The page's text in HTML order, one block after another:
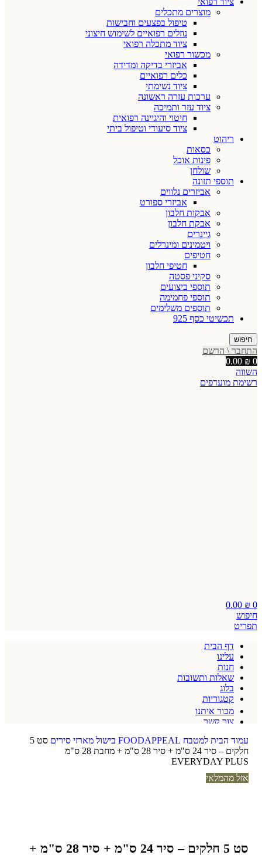
מוצרים מתכלים
טיפול בפצעים וחבישות
נוזלים רפואיים לשימוש חיצוני
ציוד מתכלה רפואי
מכשור רפואי
אביזרי בדיקה ומדידה
כלים רפואיים
ציוד נשימתי
ערכות עזרה ראשונה
ציוד עזר ותמיכה
חיטוי והיגיינה רפואית
ציוד סיעודי וטיפול ביתי
ריהוט
כסאות
פינות אוכל
שולחן
תוספי תזונה
אביזרים נלווים
אביזרי ספורט
אבקות חלבון
אבקת חלבון
גיינרים
ויטמינים ומינרלים
חטיפים
חטיפי חלבון
סקיני פסטה
תוספי ביצועים
תוספי פחמימה
תוספים משלימים
תכשיטי כסף 925
חיפוש
התחבר \ הרשם
0
0.00 ₪
השווה
רשימת מועדפים
0
0.00 ₪
חיפוש
תפריט
דף הבית
עלינו
חנות
שאלות ותשובות
בלוג
קטגוריות
מכור איתנו
צור קשר
עמוד הבית למטבח FOODAPPEAL בישול מארזי סירים
סט 5
חלקים – סיר 24 ס"מ + סיר 28 ס"מ + מחבת 28 ס"מ
EVERYDAY PLUS
אזל מהמלאי
סט 5 חלקים – סיר 24 ס"מ + סיר 28 ס"מ +